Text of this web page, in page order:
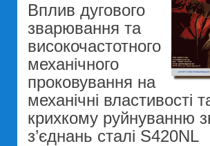
Вплив дугового
зварювання та
високочастотного
механічного
проковування на
механічні властивості
крихкому руйнуванню
з’єднань сталі S420NL